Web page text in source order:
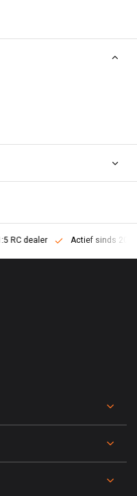
dealer Actief sinds 2013